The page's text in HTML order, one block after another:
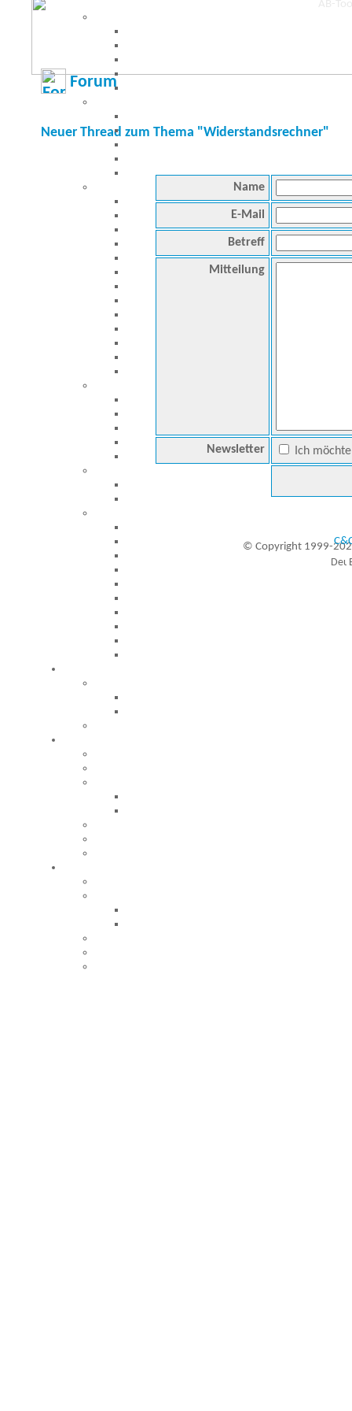
Forum
Neuer Thread zum Thema "Widerstandsrechner"
Name
E-Mail
Betreff
Mitteilung
Newsletter Ich
© Copyright 1999-
Besucher seit 20.09.1999: 19453190